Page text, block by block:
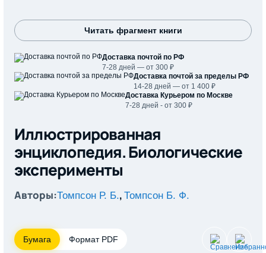
Читать фрагмент книги
Доставка почтой по РФ
7-28 дней — от 300 ₽
Доставка почтой за пределы РФ
14-28 дней — от 1 400 ₽
Доставка Курьером по Москве
7-28 дней - от 300 ₽
Иллюстрированная
энциклопедия. Биологические
эксперименты
Авторы:Томпсон Р. Б., Томпсон Б. Ф.
Бумага Формат PDF